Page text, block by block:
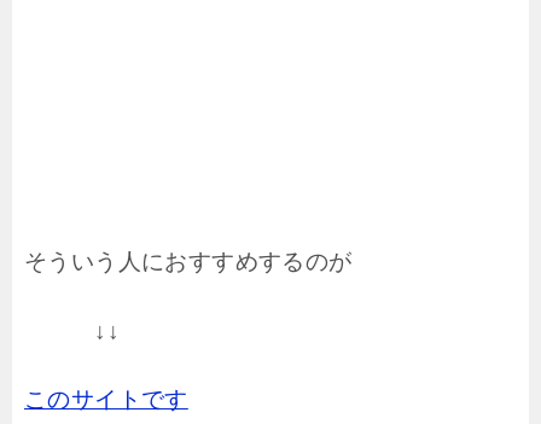
そういう人におすすめするのが
↓↓
このサイトです